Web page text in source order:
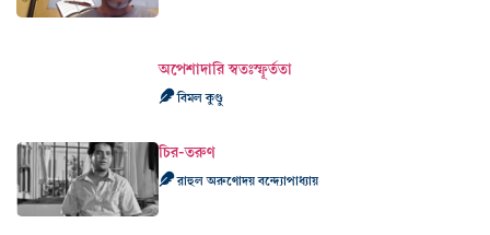
অপেশাদারি স্বতঃস্ফূর্ততা
বিমল কুণ্ডু
চির-তরুণ
রাহুল অরুণোদয় বন্দ্যোপাধ্যায়